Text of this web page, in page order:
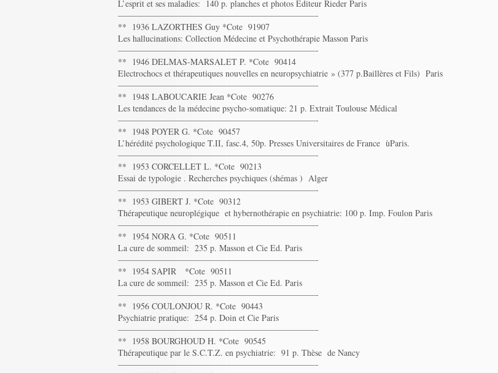
L’esprit et ses maladies: 140 p. planches et photos Editeur Rieder Paris
———————————————————————-
** 1936 LAZORTHES Guy *Cote 91907
Les hallucinations: Collection Médecine et Psychothérapie Masson Paris
———————————————————————-
** 1946 DELMAS-MARSALET P. *Cote 90414
Electrochocs et thérapeutiques nouvelles en neuropsychiatrie » (377 p.Baillères et Fils) Paris
———————————————————————-
** 1948 LABOUCARIE Jean *Cote 90276
Les tendances de la médecine psycho-somatique: 21 p. Extrait Toulouse Médical
———————————————————————-
** 1948 POYER G. *Cote 90457
L’hérédité psychologique T.II, fasc.4, 50p. Presses Universitaires de France ùParis.
———————————————————————-
** 1953 CORCELLET L. *Cote 90213
Essai de typologie . Recherches psychiques (shémas ) Alger
———————————————————————-
** 1953 GIBERT J. *Cote 90312
Thérapeutique neuroplégique et hybernothérapie en psychiatrie: 100 p. Imp. Foulon Paris
———————————————————————-
** 1954 NORA G. *Cote 90511
La cure de sommeil: 235 p. Masson et Cie Ed. Paris
———————————————————————-
** 1954 SAPIR *Cote 90511
La cure de sommeil: 235 p. Masson et Cie Ed. Paris
———————————————————————-
** 1956 COULONJOU R. *Cote 90443
Psychiatrie pratique: 254 p. Doin et Cie Paris
———————————————————————-
** 1958 BOURGHOUD H. *Cote 90545
Thérapeutique par le S.C.T.Z. en psychiatrie: 91 p. Thèse de Nancy
———————————————————————-